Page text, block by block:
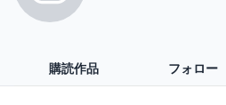
購読作品 フォロー